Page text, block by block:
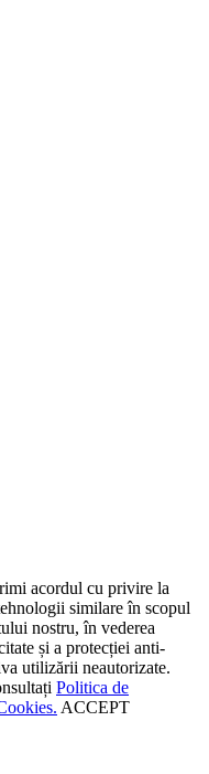
acordul cu privire la
similare în scopul
nostru, în vederea
și a protecției anti-
utilizării neautorizate.
Politica de
ACCEPT